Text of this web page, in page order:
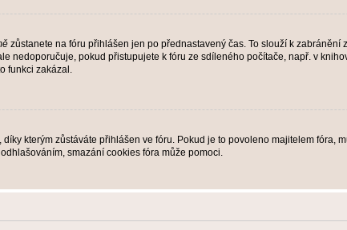
zůstanete na fóru přihlášen jen po přednastavený čas. To slouží k
nedoporučuje, pokud přistupujete k fóru ze sdíleného počítače, např. v
funkci zakázal.
kterým zůstáváte přihlášen ve fóru. Pokud je to povoleno majitelem fóra,
smazání cookies fóra může pomoci.